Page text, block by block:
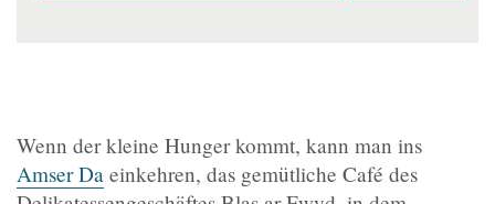
Wenn der kleine Hunger kommt, kann man ins
Amser Da einkehren, das gemütliche Café des